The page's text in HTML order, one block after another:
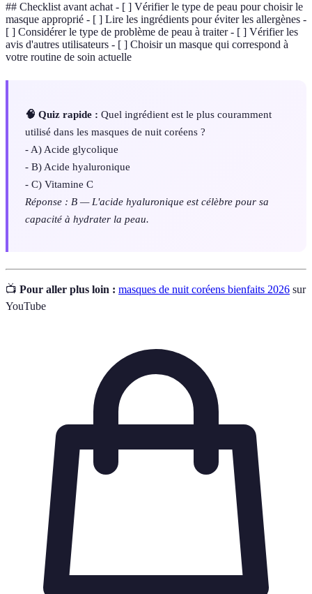
## Checklist avant achat - [ ] Vérifier le type de peau pour choisir le
masque approprié - [ ] Lire les ingrédients pour éviter les allergènes -
[ ] Considérer le type de problème de peau à traiter - [ ] Vérifier les
avis d'autres utilisateurs - [ ] Choisir un masque qui correspond à
votre routine de soin actuelle
🧠 Quiz rapide : Quel ingrédient est le plus couramment
utilisé dans les masques de nuit coréens ?
- A) Acide glycolique
- B) Acide hyaluronique
- C) Vitamine C
Réponse : B — L'acide hyaluronique est célèbre pour sa
capacité à hydrater la peau.
📺 Pour aller plus loin : masques de nuit coréens bienfaits 2026 sur
YouTube